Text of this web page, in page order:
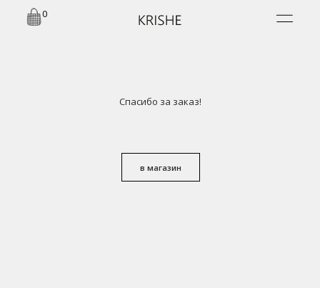
0
Спасибо за заказ!
в магазин